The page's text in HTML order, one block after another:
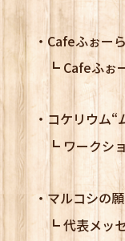
Cafeふぉー
Cafeふぉ
コケリウム“
ワークシ
マルコシの
代表メッ